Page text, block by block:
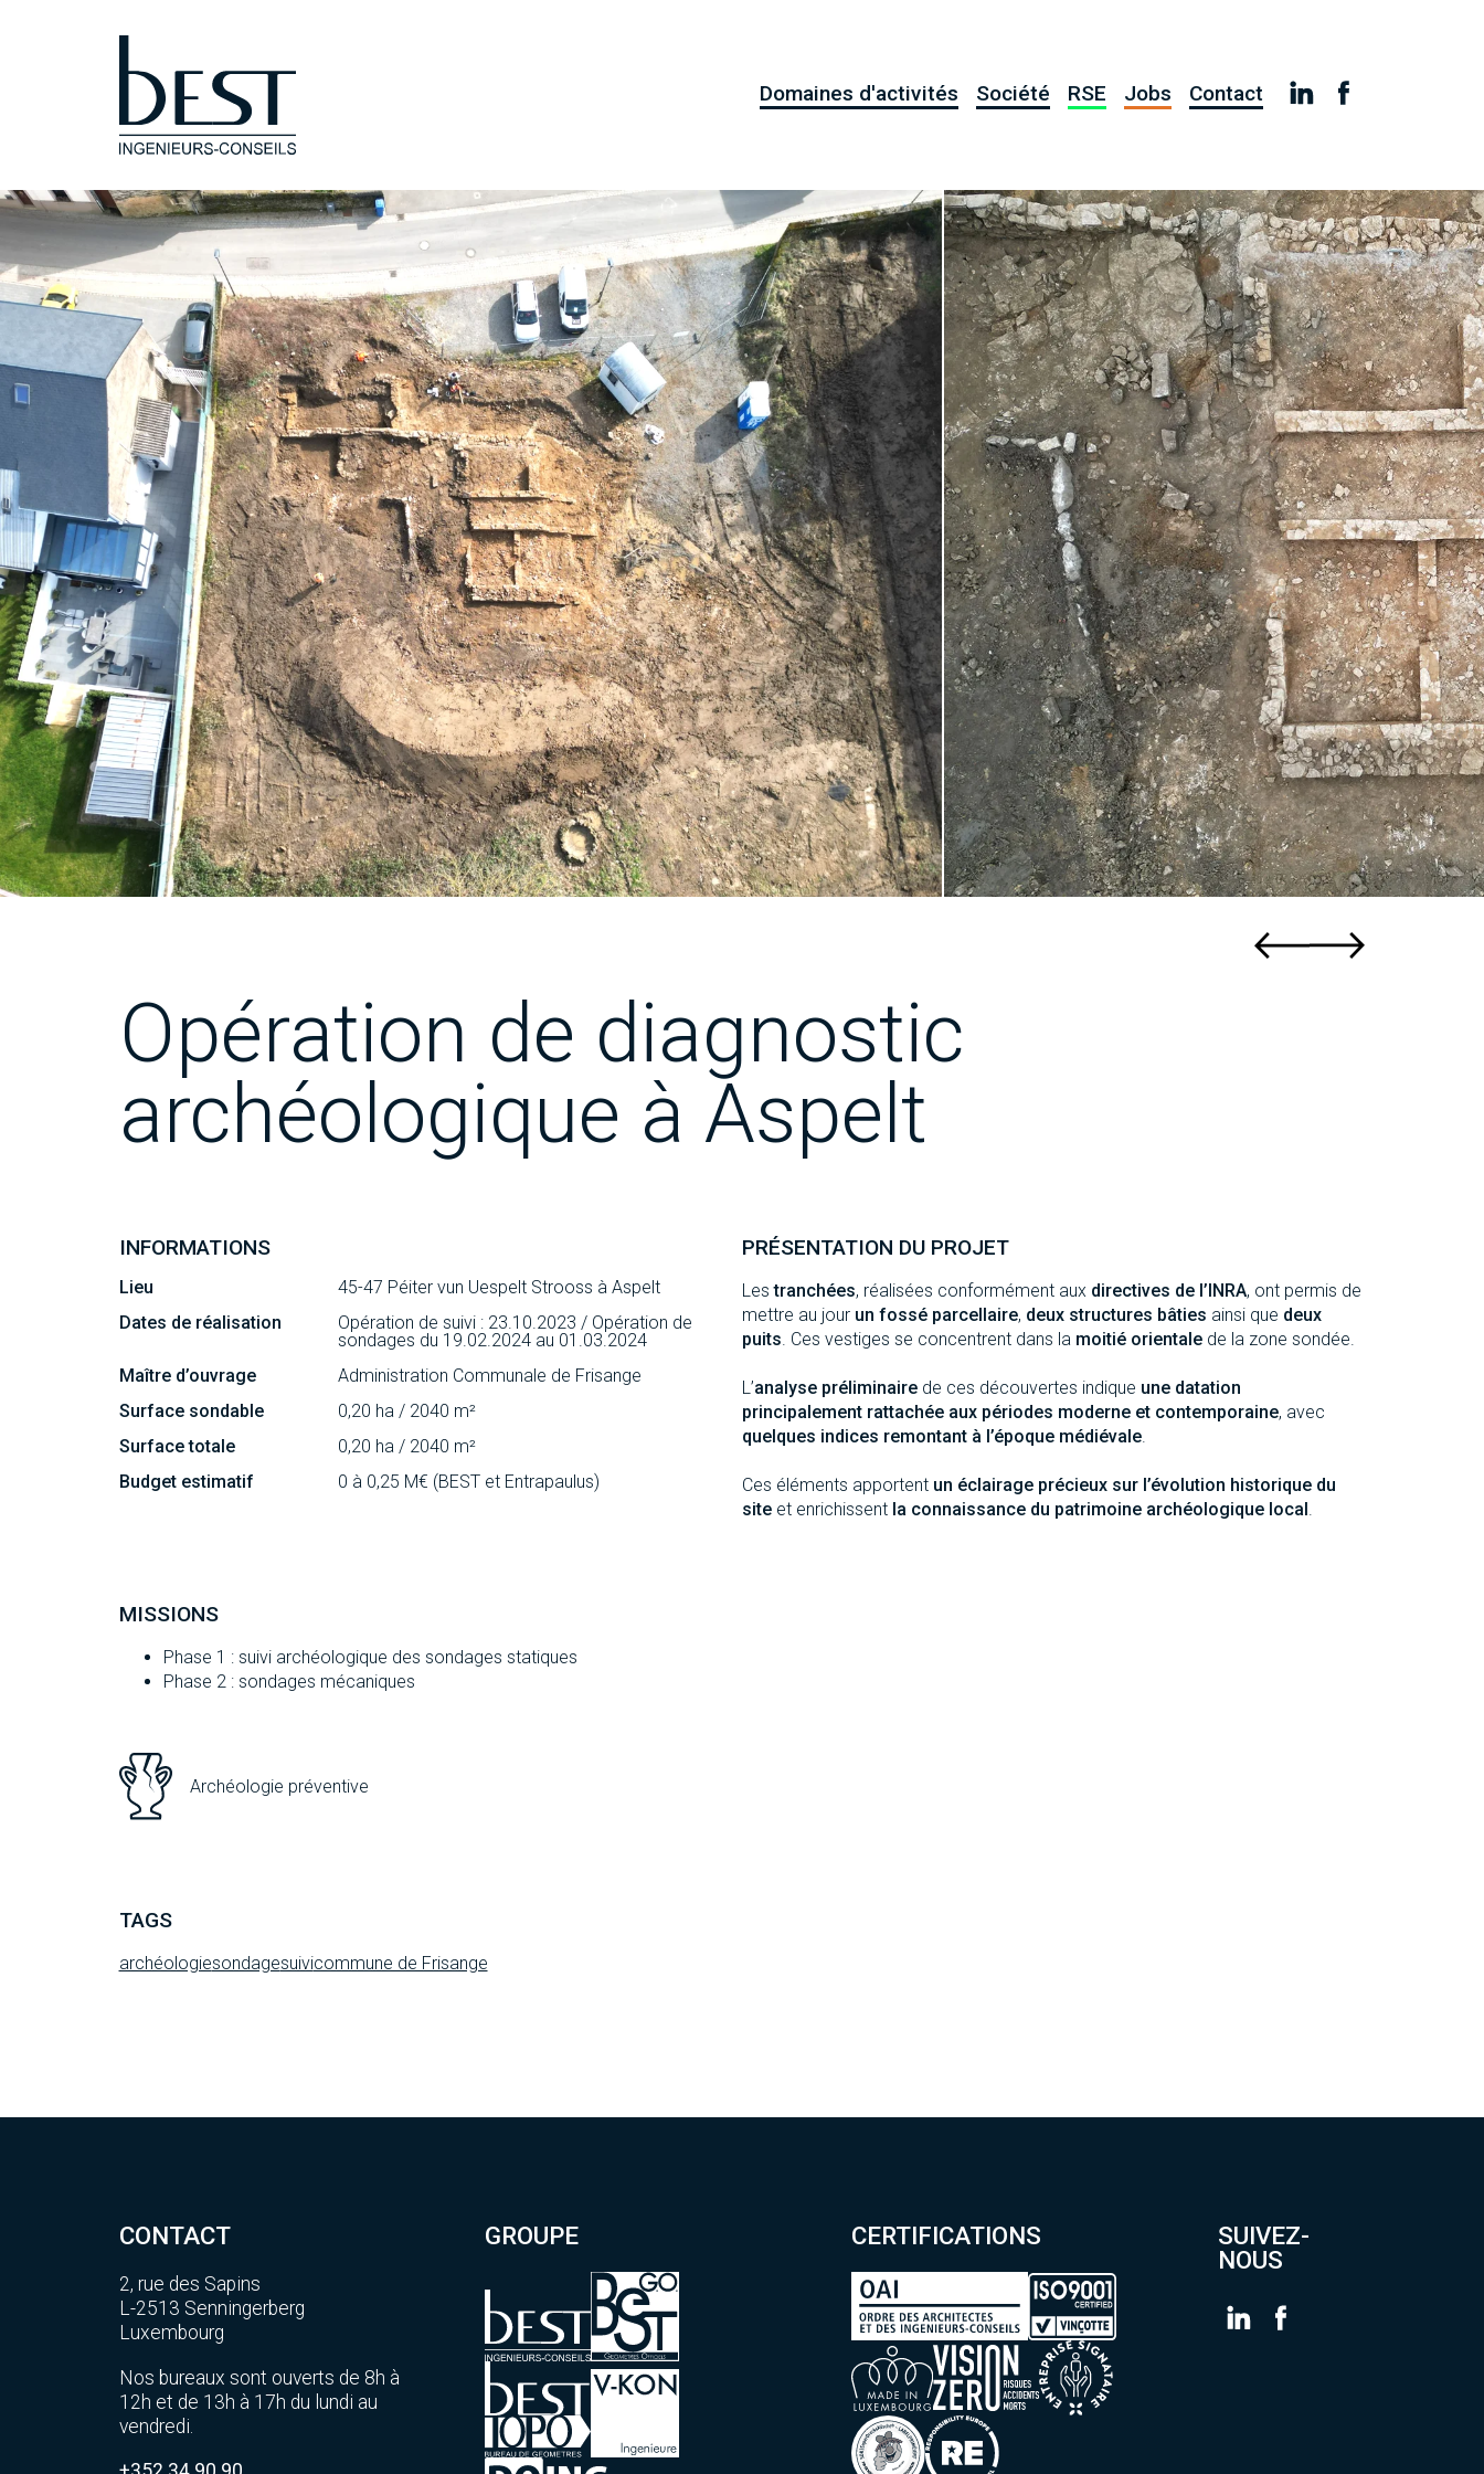
Domaines d'activités Société RSE Jobs Contact
Opération de diagnostic
archéologique à Aspelt
INFORMATIONS
Lieu
45-47 Péiter vun Uespelt Strooss à Aspelt
Dates de réalisation
Opération de suivi : 23.10.2023 / Opération de
sondages du 19.02.2024 au 01.03.2024
Maître d’ouvrage
Administration Communale de Frisange
Surface sondable
0,20 ha / 2040 m²
Surface totale
0,20 ha / 2040 m²
Budget estimatif
0 à 0,25 M€ (BEST et Entrapaulus)
MISSIONS
Phase 1 : suivi archéologique des sondages statiques
Phase 2 : sondages mécaniques
Archéologie préventive
PRÉSENTATION DU PROJET
Lestranchées, réalisées conformément aux directives de l’INRA, ont permis de
mettre au jour un fossé parcellaire, deux structures bâties ainsi que deux
puits. Ces vestiges se concentrent dans la moitié orientale de la zone sondée.
L’analyse préliminaire de ces découvertes indique une datation
principalement rattachée aux périodes moderne et contemporaine, avec
quelques indices remontant à l’époque médiévale.
Ces éléments apportent un éclairage précieux sur l’évolution historique du
site et enrichissent la connaissance du patrimoine archéologique local.
TAGS
archéologiesondagesuivicommune de Frisange
CONTACT
2, rue des Sapins
L-2513 Senningerberg
Luxembourg
Nos bureaux sont ouverts de 8h à
12h et de 13h à 17h du lundi au
vendredi.
GROUPE CERTIFICATIONS
SUIVEZ-
NOUS